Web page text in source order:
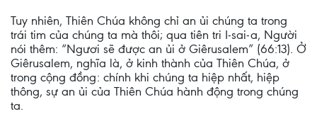
Tuy nhiên, Thiên Chúa không chỉ an ủi chúng ta trong
trái tim của chúng ta mà thôi; qua tiên tri I-sai-a, Người
nói thêm: “Ngươi sẽ được an ủi ở Giêrusalem” (66:13). Ở
Giêrusalem, nghĩa là, ở kinh thành của Thiên Chúa, ở
trong cộng đồng: chính khi chúng ta hiệp nhất, hiệp
thông, sự an ủi của Thiên Chúa hành động trong chúng
ta.